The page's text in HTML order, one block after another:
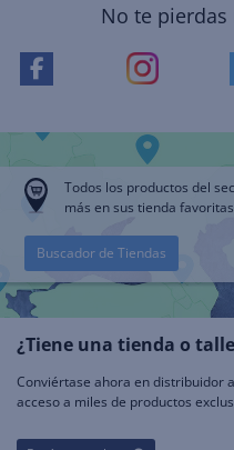
No te
Todos los productos del
más en sus tienda
Buscador de Tiendas
¿Tiene una tienda o
Conviértase ahora en distribuidor
acceso a miles de productos